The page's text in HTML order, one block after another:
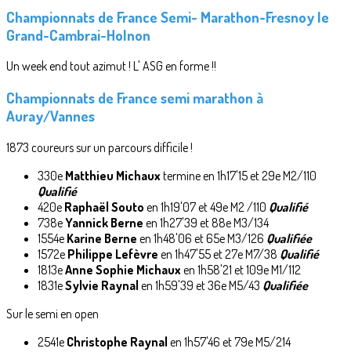
Championnats de France Semi- Marathon-Fresnoy le
Grand-Cambrai-Holnon
Un week end tout azimut ! L' ASG en forme !!
Championnats de France semi marathon à
Auray/Vannes
1873 coureurs sur un parcours difficile !
330e Matthieu Michaux termine en 1h17'15 et 29e M2/110
Qualifié
420e Raphaël Souto en 1h19'07 et 49e M2 /110 Qualifié
738eYannick Berne en 1h27'39 et 88e M3/134
1554e Karine Berne en 1h48'06 et 65e M3/126 Qualifiée
1572e Philippe Lefèvre en 1h47'55 et 27e M7/38 Qualifié
1813eAnne Sophie Michaux en 1h58'21 et 109e M1/112
1831eSylvie Raynal en 1h59'39 et 36e M5/43 Qualifiée
Sur le semi en open
2541e Christophe Raynal en 1h57'46 et 79e M5/214